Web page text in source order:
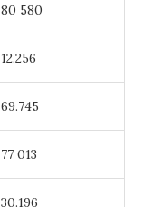
80 580
12.256
69.745
77 013
30.196